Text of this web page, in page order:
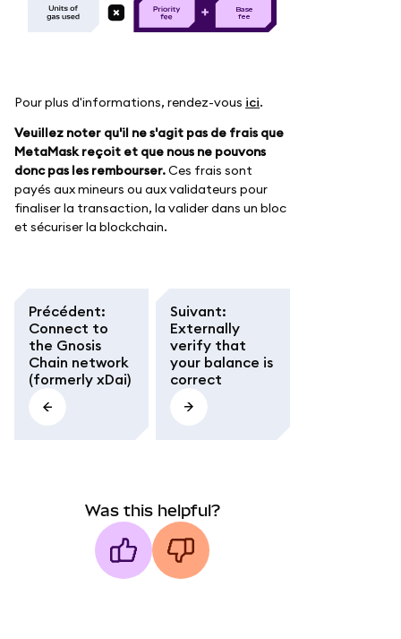
Base
fee
Pour plus d'informations, rendez-vous ici.
Veuillez noter qu'il ne s'agit pas de frais que
MetaMask reçoit et que nous ne pouvons
donc pas les rembourser.Ces frais sont
payés aux mineurs ou aux validateurs pour
finaliser la transaction, la valider dans un bloc
et sécuriser la blockchain.
Précédent:
Connect to
the Gnosis
Chain network
(formerly xDai)
Suivant:
Externally
verify that
your balance is
correct
Was this helpful?